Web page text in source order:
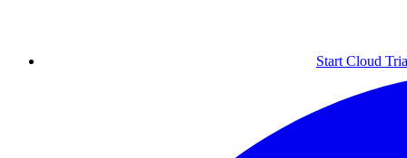
Start Cloud